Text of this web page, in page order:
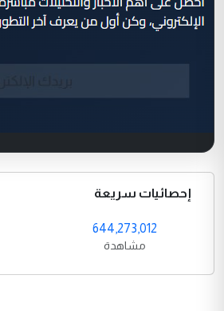
إحصائيات سريعة
644,273,012
مشاهدة